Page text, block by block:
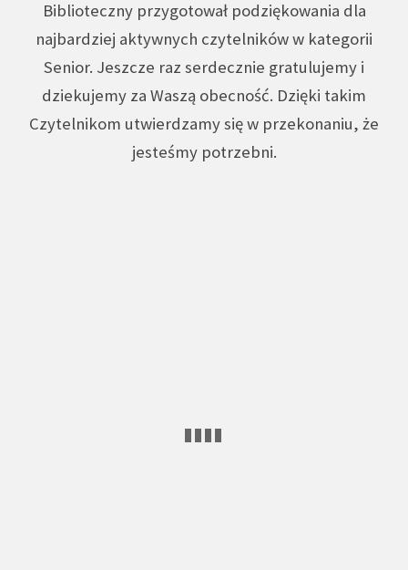
Biblioteczny przygotował podziękowania dla
najbardziej aktywnych czytelników w kategorii
Senior. Jeszcze raz serdecznie gratulujemy i
dziekujemy za Waszą obecność. Dzięki takim
Czytelnikom utwierdzamy się w przekonaniu, że
jesteśmy potrzebni.